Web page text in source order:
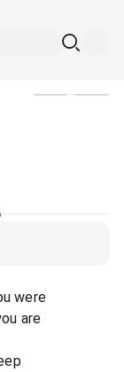
were
are